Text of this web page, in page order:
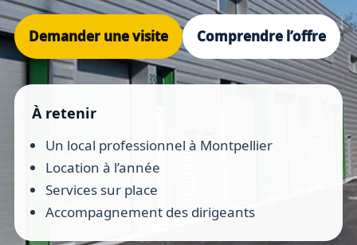
Demander une visite Comprendre l’offre
À retenir
Un local professionnel à Montpellier
Location à l’année
Services sur place
Accompagnement des dirigeants